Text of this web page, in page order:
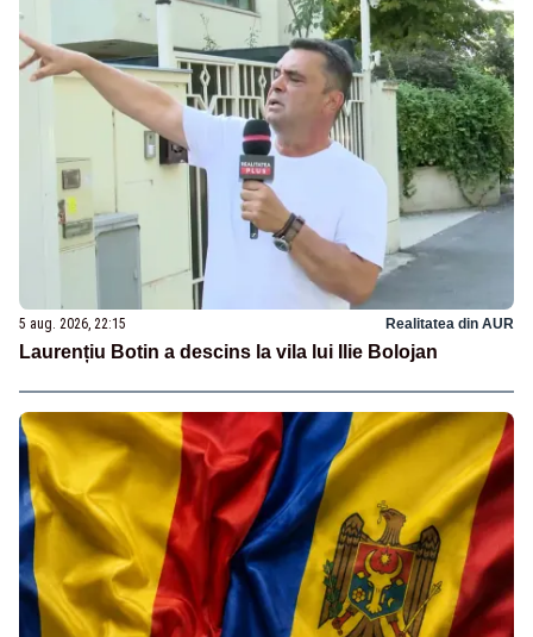
5 aug. 2026, 22:15 Realitatea din AUR
Laurențiu Botin a descins la vila lui Ilie Bolojan